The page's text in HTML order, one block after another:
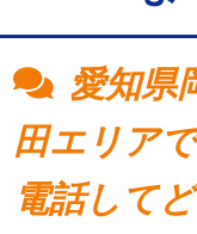
愛知県
田エリアで
電話して